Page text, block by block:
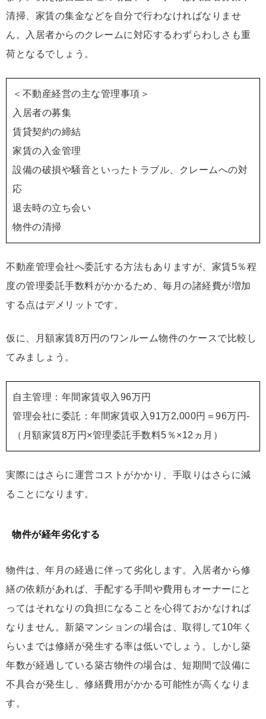
清掃、家賃の集金などを自分で行わなければなりませ
ん。入居者からのクレームに対応するわずらわしさも重
荷となるでしょう。
＜不動産経営の主な管理事項＞
入居者の募集
賃貸契約の締結
家賃の入金管理
設備の破損や騒音といったトラブル、クレームへの対
応
退去時の立ち会い
物件の清掃
不動産管理会社へ委託する方法もありますが、家賃5％程
度の管理委託手数料がかかるため、毎月の諸経費が増加
する点はデメリットです。
仮に、月額家賃8万円のワンルーム物件のケースで比較し
てみましょう。
自主管理：年間家賃収入96万円
管理会社に委託：年間家賃収入91万2,000円＝96万円-
（月額家賃8万円×管理委託手数料5％×12ヵ月）
実際にはさらに運営コストがかかり、手取りはさらに減
ることになります。
物件が経年劣化する
物件は、年月の経過に伴って劣化します。入居者から修
繕の依頼があれば、手配する手間や費用もオーナーにと
ってはそれなりの負担になることを心得ておかなければ
なりません。新築マンションの場合は、取得して10年く
らいまでは修繕が発生する率は低いでしょう。しかし築
年数が経過している築古物件の場合は、短期間で設備に
不具合が発生し、修繕費用がかかる可能性が高くなりま
す。